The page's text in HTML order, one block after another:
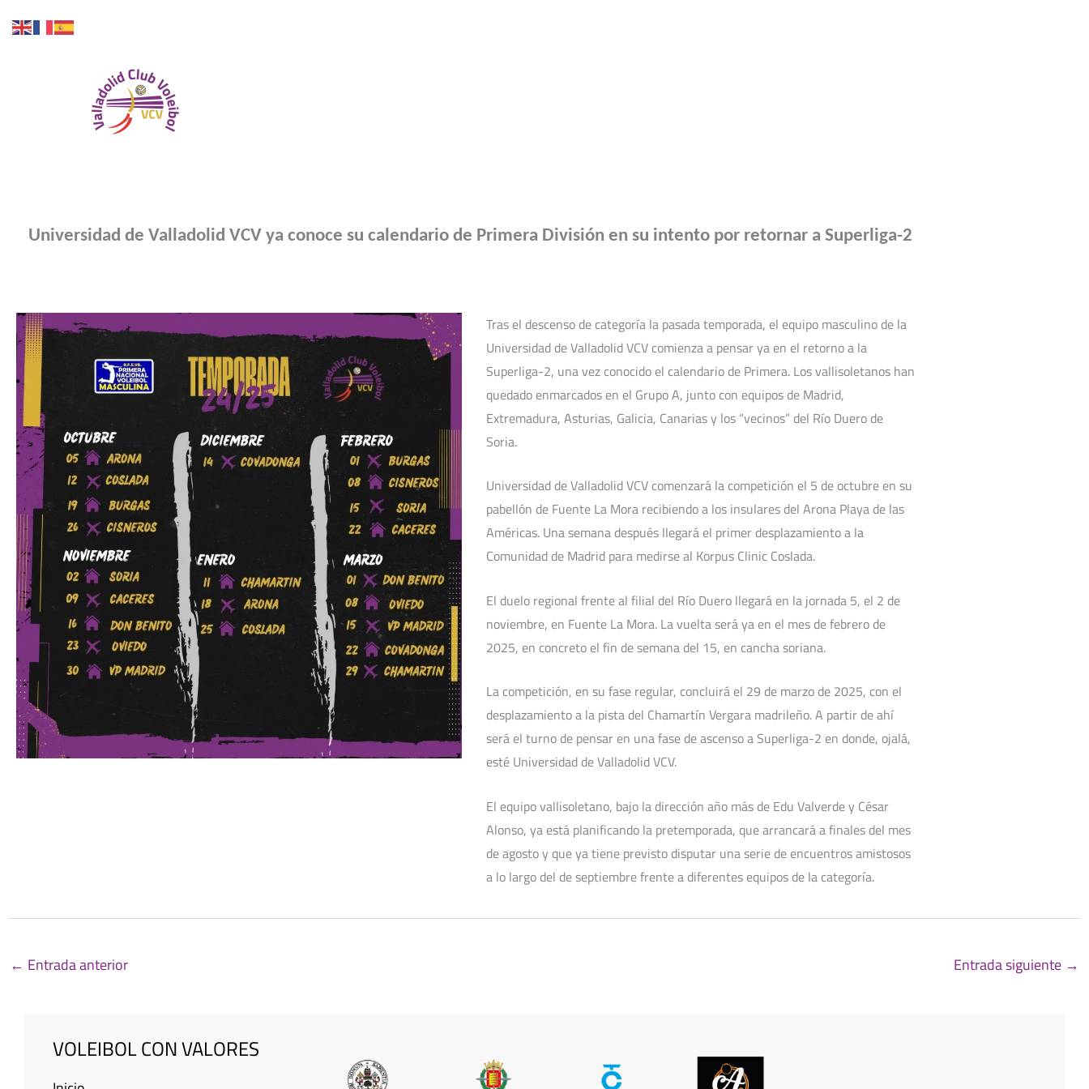
Ir
Universidad de Valladolid VCV ya conoce su calendario de Primera División en su intento por retornar a Superliga-2
Tras el descenso de categoría la pasada temporada, el equipo masculino de la
Universidad de Valladolid VCV comienza a pensar ya en el retorno a la
Superliga-2, una vez conocido el calendario de Primera. Los vallisoletanos han
quedado enmarcados en el Grupo A, junto con equipos de Madrid,
Extremadura, Asturias, Galicia, Canarias y los “vecinos” del Río Duero de
Soria.
Universidad de Valladolid VCV comenzará la competición el 5 de octubre en su
pabellón de Fuente La Mora recibiendo a los insulares del Arona Playa de las
Américas. Una semana después llegará el primer desplazamiento a la
Comunidad de Madrid para medirse al Korpus Clinic Coslada.
El duelo regional frente al filial del Río Duero llegará en la jornada 5, el 2 de
noviembre, en Fuente La Mora. La vuelta será ya en el mes de febrero de
2025, en concreto el fin de semana del 15, en cancha soriana.
La competición, en su fase regular, concluirá el 29 de marzo de 2025, con el
desplazamiento a la pista del Chamartín Vergara madrileño. A partir de ahí
será el turno de pensar en una fase de ascenso a Superliga-2 en donde, ojalá,
esté Universidad de Valladolid VCV.
El equipo vallisoletano, bajo la dirección año más de Edu Valverde y César
Alonso, ya está planificando la pretemporada, que arrancará a finales del mes
de agosto y que ya tiene previsto disputar una serie de encuentros amistosos
a lo largo del de septiembre frente a diferentes equipos de la categoría.
← Entrada anterior Entrada siguiente →
VOLEIBOL CON VALORES